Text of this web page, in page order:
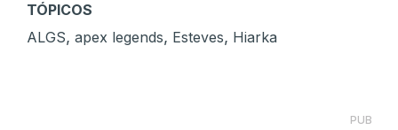
TÓPICOS
ALGS, apex legends, Esteves, Hiarka
PUB